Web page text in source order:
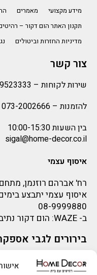
מידע מקצועי מאמרים
תקנון האתר הום דקור –
מדיניות החזרות וביטולים
צור קשר
שירות לקוחות –
להזמנות – 073-2002666
בין השעות 10:00-15:30
sigal@home-decor.co.il
איסוף עצמי
רח' אברהם רוזנמן,
איסוף עצמי יתבצע
08-9999880
ב- WAZE: הום דקור
בירורים לגבי
בירור לגבי אספקה -ניתן